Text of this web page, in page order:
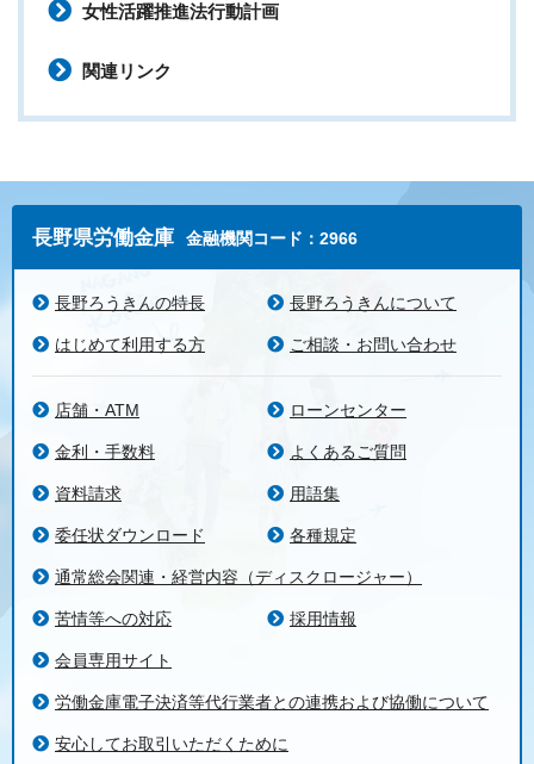
女性活躍推進法行動計画
関連リンク
長野県労働金庫 金融機関コード：2966
長野ろうきんの特長 長野ろうきんについて
はじめて利用する方 ご相談・お問い合わせ
店舗・ATM ローンセンター
金利・手数料 よくあるご質問
資料請求 用語集
委任状ダウンロード 各種規定
通常総会関連・経営内容（ディスクロージャー）
苦情等への対応 採用情報
会員専用サイト
労働金庫電子決済等代行業者との連携および協働について
安心してお取引いただくために